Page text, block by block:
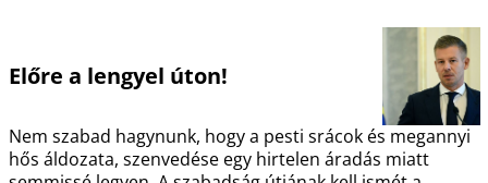
Előre a lengyel úton!
Nem szabad hagynunk, hogy a pesti srácok és megannyi
hős áldozata, szenvedése egy hirtelen áradás miatt